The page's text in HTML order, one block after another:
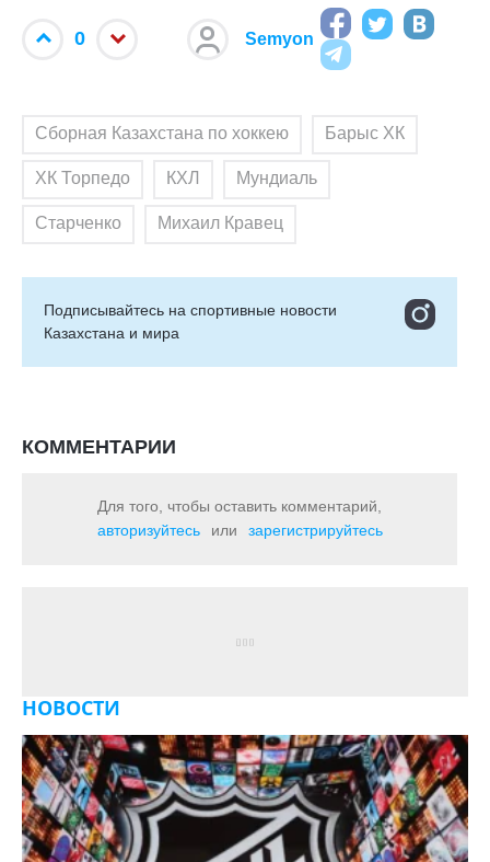
0 Semyon
Сборная Казахстана по хоккею Барыс ХК
ХК Торпедо КХЛ Мундиаль
Старченко Михаил Кравец
Подписывайтесь на cпортивные новости
Казахстана и мира
КОММЕНТАРИИ
Для того, чтобы оставить комментарий,
авторизуйтесь
или зарегистрируйтесь
НОВОСТИ